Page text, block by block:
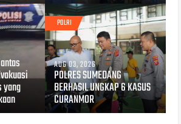
yang
POLRI
AUG 03, 2026
POLRES SUMEDANG
BERHASIL UNGKAP 6 KASUS
CURANMOR